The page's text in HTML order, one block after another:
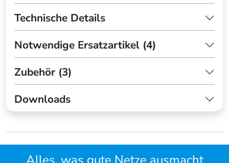
Technische Details
Notwendige Ersatzartikel (4)
Zubehör (3)
Downloads